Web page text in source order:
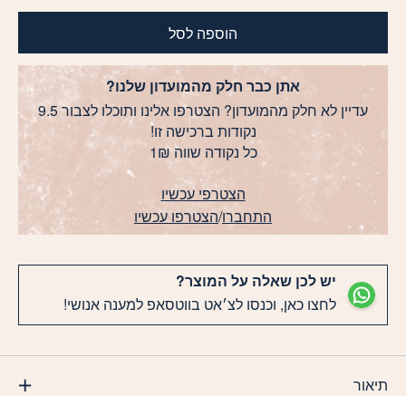
הוספה לסל
אתן כבר חלק מהמועדון שלנו?
עדיין לא חלק מהמועדון? הצטרפו אלינו ותוכלו לצבור 9.5
נקודות ברכישה זו!
כל נקודה שווה 1₪
הצטרפי עכשיו
התחברו/הצטרפו עכשיו
יש לכן שאלה על המוצר?
לחצו כאן, וכנסו לצ׳אט בווטסאפ למענה אנושי!
תיאור